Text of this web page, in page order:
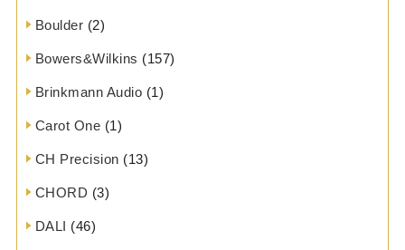
Boulder (2)
Bowers&Wilkins (157)
Brinkmann Audio (1)
Carot One (1)
CH Precision (13)
CHORD (3)
DALI (46)